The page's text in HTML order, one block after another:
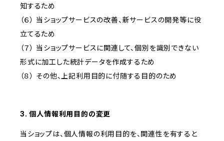
知するため
（６） 当ショップサービスの改善、新サービスの開発等に役
立てるため
（７） 当ショップサービスに関連して、個別を識別できない
形式に加工した統計データを作成するため
（８） その他、上記利用目的に付随する目的のため
3. 個人情報利用目的の変更
当ショップは、個人情報の利用目的を、関連性を有すると